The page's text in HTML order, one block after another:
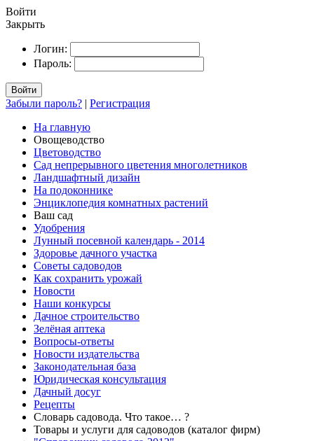
Войти
Закрыть
Логин:
Пароль:
Войти
Забыли пароль? | Регистрация
На главную
Овощеводство
Цветоводство
Сад непрерывного цветения многолетников
Ландшафтный дизайн
На подоконнике
Энциклопедия комнатных растений
Ваш сад
Удобрения
Лунный посевной календарь - 2014
Здоровье дачного участка
Советы садоводов
Как сохранить урожай
Новости
Наши конкурсы
Дачное строительство
Зелёная аптека
Вопросы-ответы
Новости издательства
Законодательная база
Юридическая консультация
Дачный досуг
Рецепты
Словарь садовода. Что такое… ?
Товары и услуги для садоводов (каталог фирм)